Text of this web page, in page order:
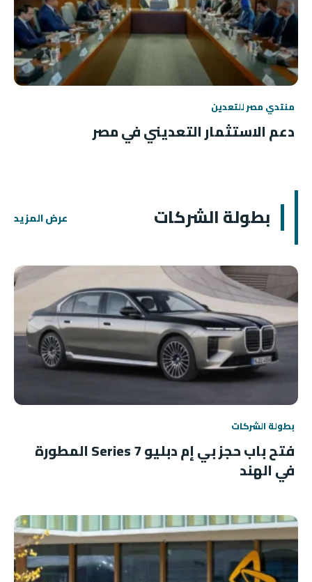
منتدي مصر للتعدين
دعم الاستثمار التعديني في مصر
بطولة الشركات عرض المزيد
بطولة الشركات
فتح باب حجز بي إم دبليو 7 Series المطورة
في الهند